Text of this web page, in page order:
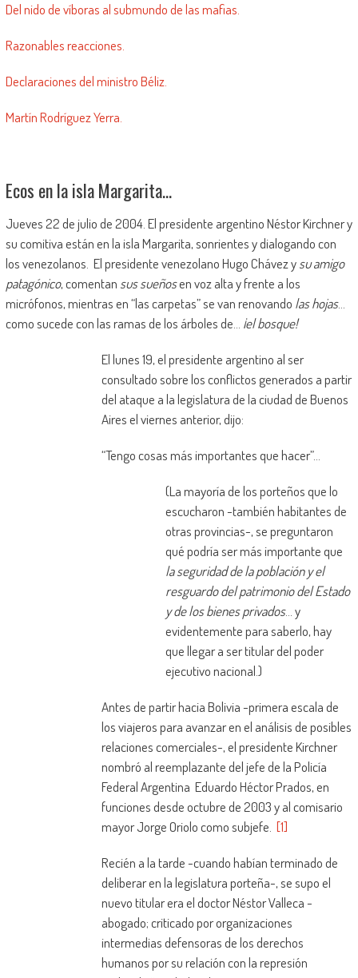
Del nido de víboras al submundo de las mafias.
Razonables reacciones.
Declaraciones del ministro Béliz.
Martín Rodríguez Yerra.
Ecos en la isla Margarita…
Jueves 22 de julio de 2004. El presidente argentino Néstor Kirchner y
su comitiva están en la isla Margarita, sonrientes y dialogando con
los venezolanos. El presidente venezolano Hugo Chávez ysu amigo
patagónico, comentan sus sueñosen voz alta y frente a los
micrófonos, mientras en “las carpetas” se van renovando las hojas…
como sucede con las ramas de los árboles de… ¡el bosque!
El lunes 19, el presidente argentino al ser
consultado sobre los conflictos generados a partir
del ataque a la legislatura de la ciudad de Buenos
Aires el viernes anterior, dijo:
“Tengo cosas más importantes que hacer”…
(La mayoría de los porteños que lo
escucharon -también habitantes de
otras provincias-, se preguntaron
qué podría ser más importante que
la seguridad de la población y el
resguardo del patrimonio del Estado
y de los bienes privados… y
evidentemente para saberlo, hay
que llegar a ser titular del poder
ejecutivo nacional.)
Antes de partir hacia Bolivia -primera escala de
los viajeros para avanzar en el análisis de posibles
relaciones comerciales-, el presidente Kirchner
nombró al reemplazante del jefe de la Policía
Federal Argentina Eduardo Héctor Prados, en
funciones desde octubre de 2003 y al comisario
mayor Jorge Oriolo como subjefe. [1]
Recién a la tarde -cuando habían terminado de
deliberar en la legislatura porteña-, se supo el
nuevo titular era el doctor Néstor Valleca -
abogado; criticado por organizaciones
intermedias defensoras de los derechos
humanos por su relación con la represión